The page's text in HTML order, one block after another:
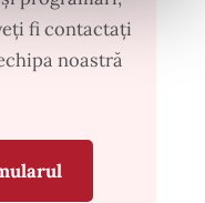
fi contactați
noastră